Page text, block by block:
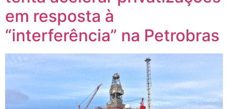
em resposta à
“interferência” na Petrobras